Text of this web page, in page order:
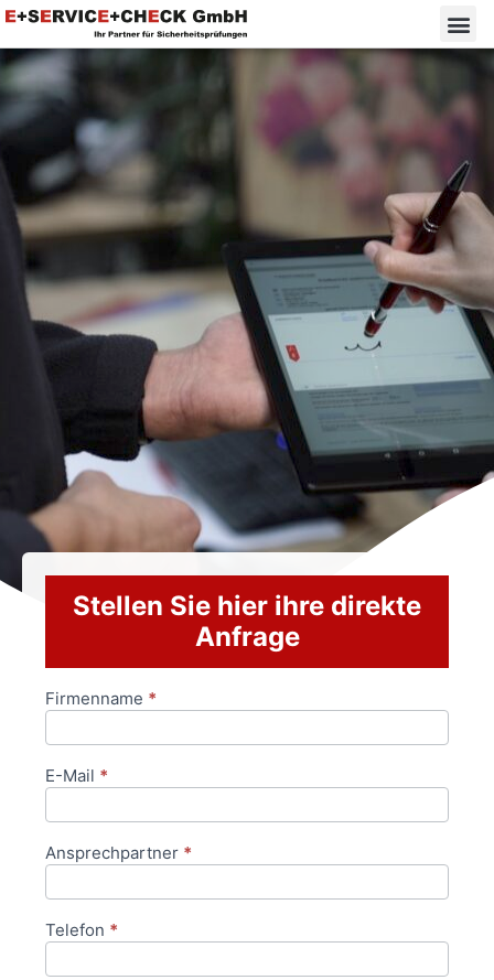
Stellen Sie hier ihre direkte
Anfrage
Anfrageformular
Firmenname *
E-Mail *
Ansprechpartner *
Telefon *